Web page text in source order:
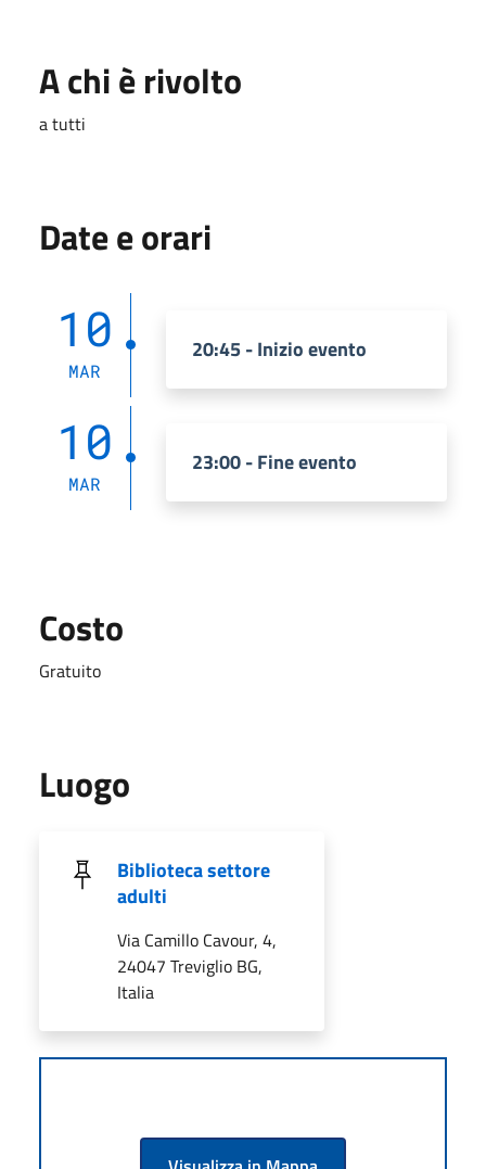
A chi è rivolto
a tutti
Date e orari
10
MAR
20:45 - Inizio evento
10
MAR
23:00 - Fine evento
Costo
Gratuito
Luogo
Biblioteca settore
adulti
Via Camillo Cavour, 4,
24047 Treviglio BG,
Italia